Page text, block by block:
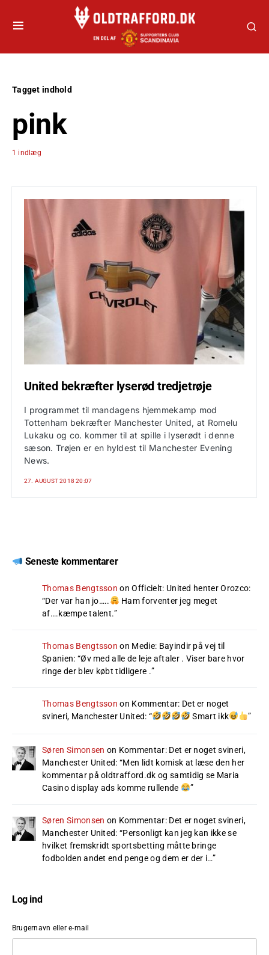
Tagget indhold
pink
1 indlæg
United bekræfter lyserød tredjetrøje
I programmet til mandagens hjemmekamp mod
Tottenham bekræfter Manchester United, at Romelu
Lukaku og co. kommer til at spille i lyserødt i denne
sæson. Trøjen er en hyldest til Manchester Evening
News.
27. AUGUST 2018 20:07
Seneste kommentarer
Thomas Bengtsson onOfficielt: United henter Orozco:
“Der var han jo…..
Ham forventer jeg meget
af….kæmpe talent.”
Thomas Bengtsson on Medie: Bayindir på vej til
Spanien: “Øv med alle de leje aftaler . Viser bare hvor
ringe der blev købt tidligere .”
Thomas Bengtsson on Kommentar: Det er noget
svineri, Manchester United: “ Smart ikk ”
Søren Simonsen on Kommentar: Det er noget svineri,
Manchester United: “Men lidt komisk at læse den her
kommentar på oldtrafford.dk og samtidig se Maria
Casino display ads komme rullende
”
Søren Simonsen on Kommentar: Det er noget svineri,
Manchester United: “Personligt kan jeg kan ikke se
hvilket fremskridt sportsbetting måtte bringe
fodbolden andet end penge og dem er der i…”
Log ind
Brugernavn eller e-mail